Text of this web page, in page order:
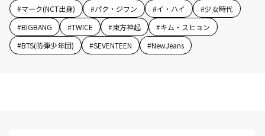
#マーク(NCT出身) #パク・ジフン #イ・ハイ #少女時代
#BIGBANG #TWICE #東方神起 #キム・スヒョン
#BTS(防弾少年団) #SEVENTEEN #NewJeans